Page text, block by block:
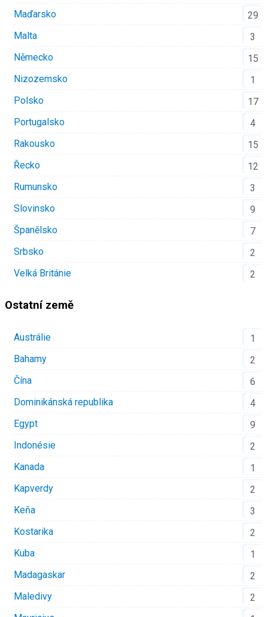
Maďarsko
29
Malta
3
Německo
15
Nizozemsko
1
Polsko
17
Portugalsko
4
Rakousko
15
Řecko
12
Rumunsko
3
Slovinsko
9
Španělsko
7
Srbsko
2
Velká Británie
2
Ostatní země
Austrálie
1
Bahamy
2
Čína
6
Dominikánská republika
4
Egypt
9
Indonésie
2
Kanada
1
Kapverdy
2
Keňa
3
Kostarika
2
Kuba
1
Madagaskar
2
Maledivy
2